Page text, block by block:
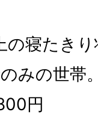
の寝たき
みの世帯
円